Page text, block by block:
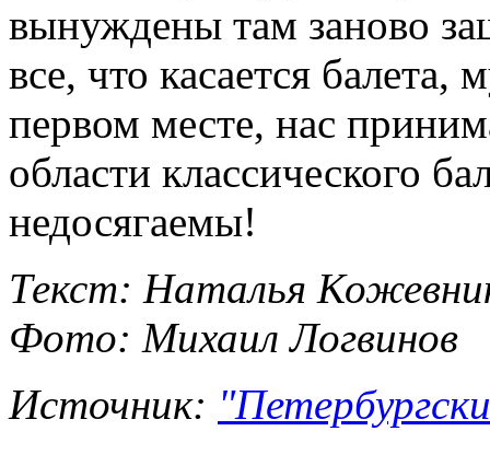
вынуждены там заново
все, что касается
первом месте, нас
области классического
недосягаемы!
Текст: Наталья
Фото: Михаил Логвинов
Источник: